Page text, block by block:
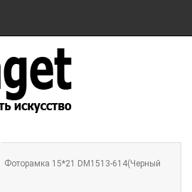
» Фоторамка 15*21 DM1513-614(Черный